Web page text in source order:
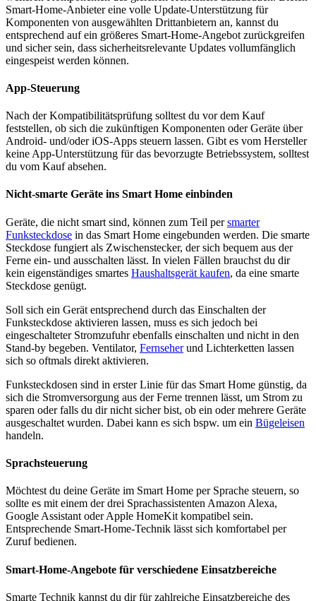
Smart-Home-Anbieter eine volle Update-Unterstützung für
Komponenten von ausgewählten Drittanbietern an, kannst du
entsprechend auf ein größeres Smart-Home-Angebot zurückgreifen
und sicher sein, dass sicherheitsrelevante Updates vollumfänglich
eingespeist werden können.
App-Steuerung
Nach der Kompatibilitätsprüfung solltest du vor dem Kauf
feststellen, ob sich die zukünftigen Komponenten oder Geräte über
Android- und/oder iOS-Apps steuern lassen. Gibt es vom Hersteller
keine App-Unterstützung für das bevorzugte Betriebssystem, solltest
du vom Kauf absehen.
Nicht-smarte Geräte ins Smart Home einbinden
Geräte, die nicht smart sind, können zum Teil persmarter
Funksteckdose in das Smart Home eingebunden werden. Die smarte
Steckdose fungiert als Zwischenstecker, der sich bequem aus der
Ferne ein- und ausschalten lässt. In vielen Fällen brauchst du dir
kein eigenständiges smartes Haushaltsgerät kaufen, da eine smarte
Steckdose genügt.
Soll sich ein Gerät entsprechend durch das Einschalten der
Funksteckdose aktivieren lassen, muss es sich jedoch bei
eingeschalteter Stromzufuhr ebenfalls einschalten und nicht in den
Stand-by begeben. Ventilator, Fernseherund Lichterketten lassen
sich so oftmals direkt aktivieren.
Funksteckdosen sind in erster Linie für das Smart Home günstig, da
sich die Stromversorgung aus der Ferne trennen lässt, um Strom zu
sparen oder falls du dir nicht sicher bist, ob ein oder mehrere Geräte
ausgeschaltet wurden. Dabei kann es sich bspw. um ein Bügeleisen
handeln.
Sprachsteuerung
Möchtest du deine Geräte im Smart Home per Sprache steuern, so
sollte es mit einem der drei Sprachassistenten Amazon Alexa,
Google Assistant oder Apple HomeKit kompatibel sein.
Entsprechende Smart-Home-Technik lässt sich komfortabel per
Zuruf bedienen.
Smart-Home-Angebote für verschiedene Einsatzbereiche
Smarte Technik kannst du dir für zahlreiche Einsatzbereiche des